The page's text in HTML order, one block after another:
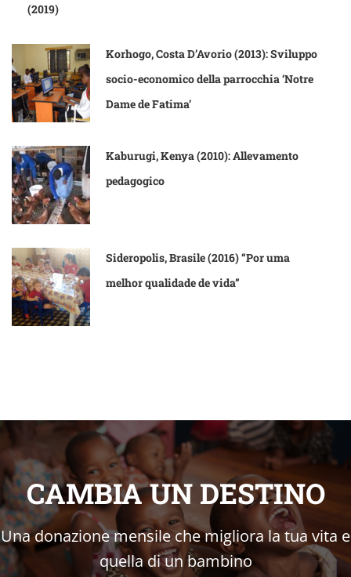
(2019)
Korhogo, Costa D’Avorio (2013): Sviluppo
socio-economico della parrocchia ‘Notre
Dame de Fatima’
Kaburugi, Kenya (2010): Allevamento
pedagogico
Sideropolis, Brasile (2016) “Por uma
melhor qualidade de vida”
CAMBIA UN DESTINO
Una donazione mensile che migliora la tua vita e
quella di un bambino